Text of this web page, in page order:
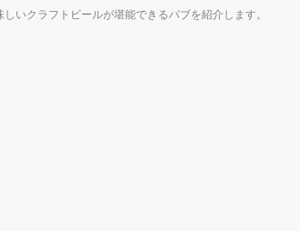
いクラフトビールが堪能できるパブを紹介します。